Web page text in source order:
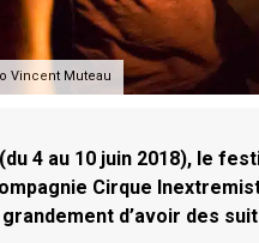
Vincent Muteau
4 au 10 juin 2018), le
Cirque
d’avoir des